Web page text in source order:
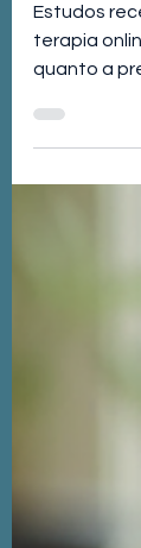
Estudos
quanto a